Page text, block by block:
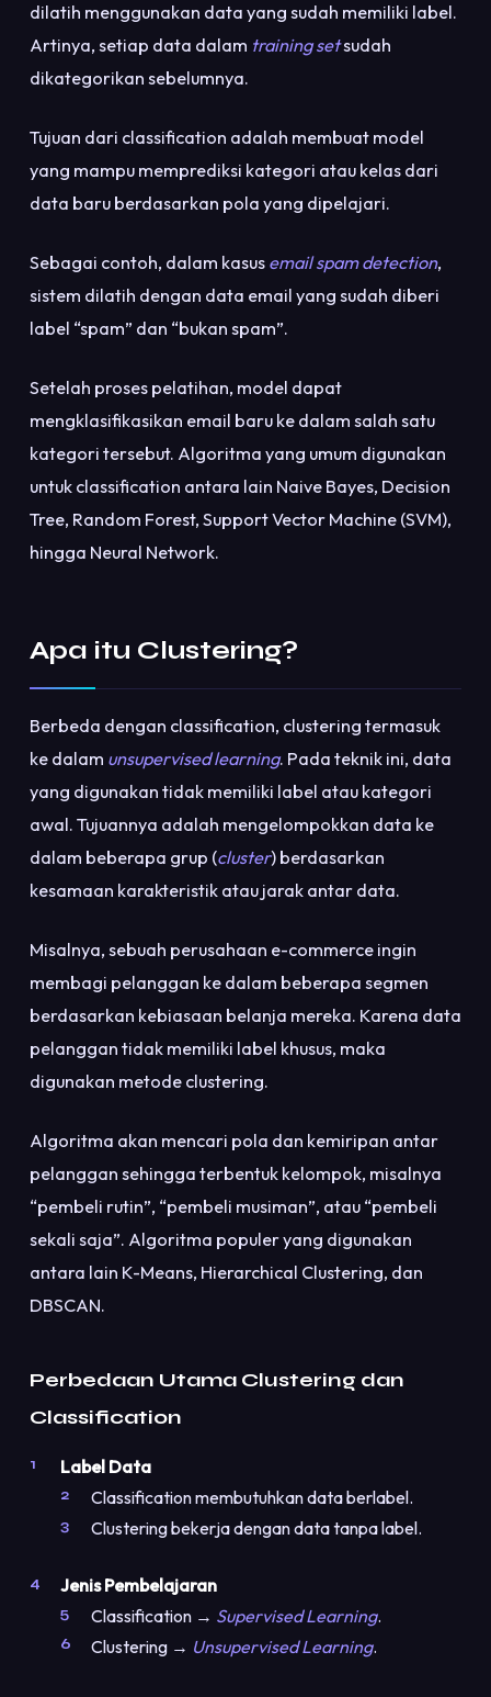
dilatih menggunakan data yang sudah memiliki label.
Artinya, setiap data dalam training setsudah
dikategorikan sebelumnya.
Tujuan dari classification adalah membuat model
yang mampu memprediksi kategori atau kelas dari
data baru berdasarkan pola yang dipelajari.
Sebagai contoh, dalam kasus email spam detection,
sistem dilatih dengan data email yang sudah diberi
label “spam” dan “bukan spam”.
Setelah proses pelatihan, model dapat
mengklasifikasikan email baru ke dalam salah satu
kategori tersebut. Algoritma yang umum digunakan
untuk classification antara lain Naive Bayes, Decision
Tree, Random Forest, Support Vector Machine (SVM),
hingga Neural Network.
Apa itu Clustering?
Berbeda dengan classification, clustering termasuk
ke dalam unsupervised learning. Pada teknik ini, data
yang digunakan tidak memiliki label atau kategori
awal. Tujuannya adalah mengelompokkan data ke
dalam beberapa grup (cluster) berdasarkan
kesamaan karakteristik atau jarak antar data.
Misalnya, sebuah perusahaan e-commerce ingin
membagi pelanggan ke dalam beberapa segmen
berdasarkan kebiasaan belanja mereka. Karena data
pelanggan tidak memiliki label khusus, maka
digunakan metode clustering.
Algoritma akan mencari pola dan kemiripan antar
pelanggan sehingga terbentuk kelompok, misalnya
“pembeli rutin”, “pembeli musiman”, atau “pembeli
sekali saja”. Algoritma populer yang digunakan
antara lain K-Means, Hierarchical Clustering, dan
DBSCAN.
Perbedaan Utama Clustering dan
Classification
Label Data
Classification membutuhkan data berlabel.
Clustering bekerja dengan data tanpa label.
Jenis Pembelajaran
Classification → Supervised Learning.
Clustering → Unsupervised Learning.